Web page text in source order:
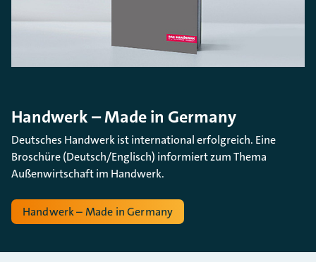
Handwerk – Made in Germany
Deutsches Handwerk ist international erfolgreich. Eine
Broschüre (Deutsch/Englisch) informiert zum Thema
Außenwirtschaft im Handwerk.
Handwerk – Made in Germany